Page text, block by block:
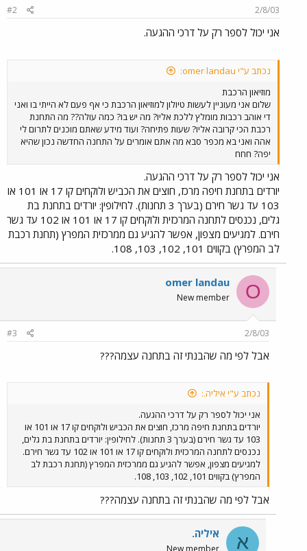
2/8/03
#2
אני יכול לספר רק על דרכי ההגעה.
נכתב ע"י omer landau:
מוזיאון הרכבת
שלום אני מעוניין לעשות טיולון למוזיאון הרכבת כי אף פעם לא הייתי בו ואני
די אוהב רכבות מומלץ ללכת אליו? מה יש בו? כמה עולה?? מה התחנת
רכבת הכי קרובה אליו? שעות פתיחה? ועוד מידע שאתם מוכנים לתרום לי
אהה ואני בא מכפר סבא מה אתם אומרים על התחנה החדשה נכון שהיא
יפה? חחח
אני יכול לספר רק על דרכי ההגעה.
יורדים בתחנת חיפה מרכז, חוצים את הכביש ולוקחים קו 17 או 101 או
103 עד גשר חירם (בערך 3 תחנות). לחילופין: יורדים בתחנת בת
גלים, נכנסים לתחנה המרכזית ולוקחים קו 17 או 101 או 102 עד גשר
חירם. למגיעים מצפון, אפשר להגיע גם ממרכזית המפרץ (תחנת רכבת
לב המפרץ) בקווים 101, 102, 103, 108.
O
omer landau
New member
2/8/03
#3
אבל לפי מה שהבנתי זה בתחנה עצמה???
נכתב ע"י איליה.:
אני יכול לספר רק על דרכי ההגעה.
יורדים בתחנת חיפה מרכז, חוצים את הכביש ולוקחים קו 17 או 101 או
103 עד גשר חירם (בערך 3 תחנות). לחילופין: יורדים בתחנת בת גלים,
נכנסים לתחנה המרכזית ולוקחים קו 17 או 101 או 102 עד גשר חירם.
למגיעים מצפון, אפשר להגיע גם ממרכזית המפרץ (תחנת רכבת לב
המפרץ) בקווים 101, 102, 103, 108.
אבל לפי מה שהבנתי זה בתחנה עצמה???
א איליה.
New member